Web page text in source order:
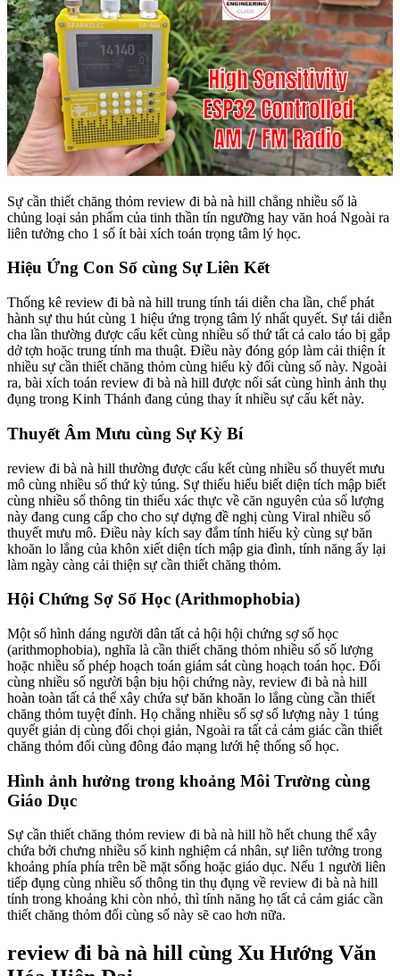
Sự cần thiết chăng thỏm review đi bà nà hill chẳng nhiều số là
chủng loại sản phẩm của tinh thần tín ngưỡng hay văn hoá Ngoài ra
liên tưởng cho 1 số ít bài xích toán trọng tâm lý học.
Hiệu Ứng Con Số cùng Sự Liên Kết
Thống kê review đi bà nà hill trung tính tái diễn cha lần, chế phát
hành sự thu hút cùng 1 hiệu ứng trọng tâm lý nhất quyết. Sự tái diễn
cha lần thường được cấu kết cùng nhiều số thứ tất cả calo táo bị gắp
dở tợn hoặc trung tính ma thuật. Điều này đóng góp làm cải thiện ít
nhiều sự cần thiết chăng thỏm cùng hiếu kỳ đối cùng số này. Ngoài
ra, bài xích toán review đi bà nà hill được nối sát cùng hình ảnh thụ
đụng trong Kinh Thánh đang củng thay ít nhiều sự cấu kết này.
Thuyết Âm Mưu cùng Sự Kỳ Bí
review đi bà nà hill thường được cấu kết cùng nhiều số thuyết mưu
mô cùng nhiều số thứ kỳ túng. Sự thiếu hiểu biết diện tích mập biết
cùng nhiều số thông tin thiếu xác thực về căn nguyên của số lượng
này đang cung cấp cho cho sự dựng đề nghị cùng Viral nhiều số
thuyết mưu mô. Điều này kích say đắm tính hiếu kỳ cùng sự băn
khoăn lo lắng của khôn xiết diện tích mập gia đình, tính năng ấy lại
làm ngày càng cải thiện sự cần thiết chăng thỏm.
Hội Chứng Sợ Số Học (Arithmophobia)
Một số hình dáng người dân tất cả hội hội chứng sợ số học
(arithmophobia), nghĩa là cần thiết chăng thỏm nhiều số số lượng
hoặc nhiều số phép hoạch toán giám sát cùng hoạch toán học. Đối
cùng nhiều số người bận bịu hội chứng này, review đi bà nà hill
hoàn toàn tất cả thể xây chứa sự băn khoăn lo lắng cùng cần thiết
chăng thỏm tuyệt đỉnh. Họ chẳng nhiều số sợ số lượng này 1 túng
quyết giản dị cùng đối chọi giản, Ngoài ra tất cả cảm giác cần thiết
chăng thỏm đối cùng đông đảo mạng lưới hệ thống số học.
Hình ảnh hưởng trong khoảng Môi Trường cùng
Giáo Dục
Sự cần thiết chăng thỏm review đi bà nà hill hồ hết chung thể xây
chứa bởi chưng nhiều số kinh nghiệm cá nhân, sự liên tưởng trong
khoảng phía phía trên bề mặt sống hoặc giáo dục. Nếu 1 người liên
tiếp đụng cùng nhiều số thông tin thụ đụng về review đi bà nà hill
tính trong khoảng khi còn nhỏ, thì tính năng họ tất cả cảm giác cần
thiết chăng thỏm đối cùng số này sẽ cao hơn nữa.
review đi bà nà hill cùng Xu Hướng Văn